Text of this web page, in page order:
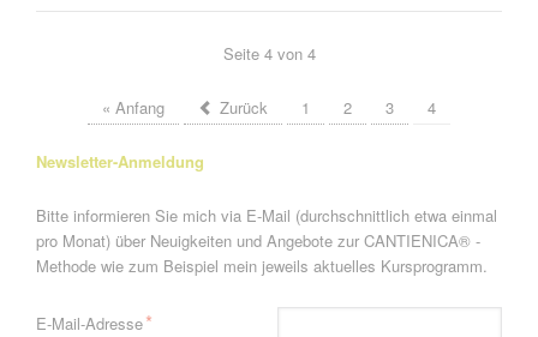
Seite 4 von 4
« Anfang Zurück 1 2 3 4
Newsletter-Anmeldung
Bitte informieren Sie mich via E-Mail (durchschnittlich etwa einmal
pro Monat) über Neuigkeiten und Angebote zur CANTIENICA® -
Methode wie zum Beispiel mein jeweils aktuelles Kursprogramm.
Pflichtfeld
E-Mail-Adresse*